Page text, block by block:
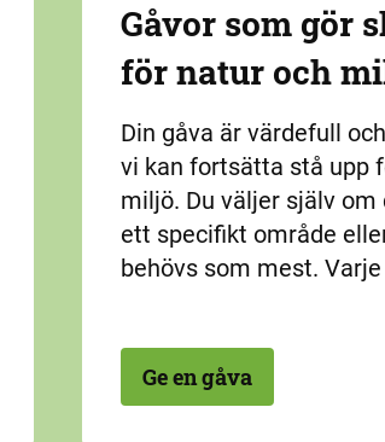
Gåvor som gör
för natur och
Din gåva är värdefull
vi kan fortsätta stå upp
miljö. Du väljer själv om
ett specifikt område
behövs som mest.
Ge en gåva